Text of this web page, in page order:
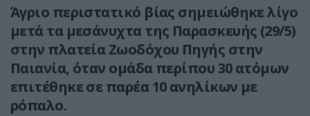
Άγριο περιστατικό βίας σημειώθηκε λίγο
μετά τα μεσάνυχτα της Παρασκευής (29/5)
στην πλατεία Ζωοδόχου Πηγής στην
Παιανία, όταν ομάδα περίπου 30 ατόμων
επιτέθηκε σε παρέα 10 ανηλίκων με
ρόπαλο.